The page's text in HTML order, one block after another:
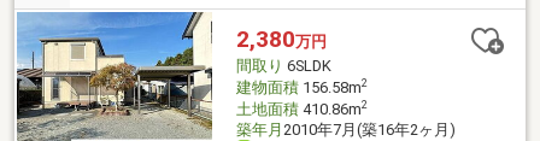
2,380万円
間取り 6SLDK
建物面積156.58m2
土地面積410.86m2
築年月 2010年7月(築16年2ヶ月)